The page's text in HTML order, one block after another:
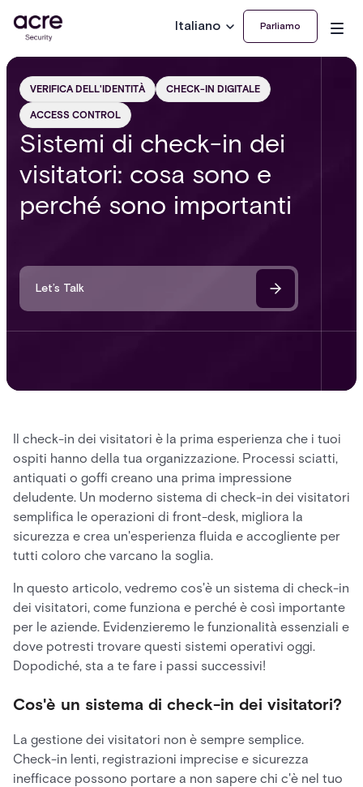
Italiano Parliamo
VERIFICA DELL'IDENTITÀ CHECK-IN DIGITALE
ACCESS CONTROL
Sistemi di check-in dei
visitatori: cosa sono e
perché sono importanti
Let’s Talk
Il check-in dei visitatori è la prima esperienza che i tuoi
ospiti hanno della tua organizzazione. Processi sciatti,
antiquati o goffi creano una prima impressione
deludente. Un moderno sistema di check-in dei visitatori
semplifica le operazioni di front-desk, migliora la
sicurezza e crea un'esperienza fluida e accogliente per
tutti coloro che varcano la soglia.
In questo articolo, vedremo cos'è un sistema di check-in
dei visitatori, come funziona e perché è così importante
per le aziende. Evidenzieremo le funzionalità essenziali e
dove potresti trovare questi sistemi operativi oggi.
Dopodiché, sta a te fare i passi successivi!
Cos'è un sistema di check-in dei visitatori?
La gestione dei visitatori non è sempre semplice.
Check-in lenti, registrazioni imprecise e sicurezza
inefficace possono portare a non sapere chi c'è nel tuo